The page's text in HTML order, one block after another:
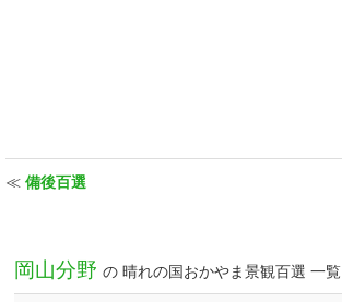
≪ 備後百選
岡山分野 の 晴れの国おかやま景観百選 一覧